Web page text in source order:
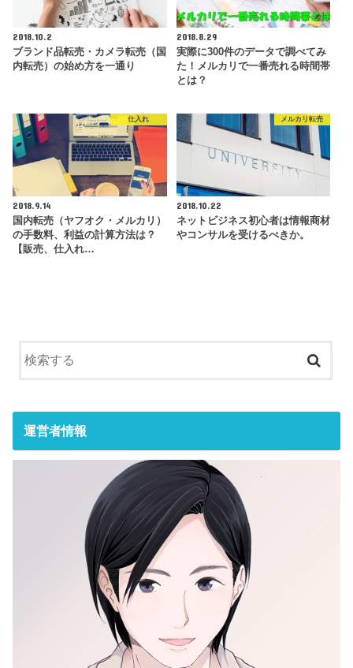
2018.10.2
ブランド品転売・カメラ転売（国
内転売）の始め方を一通り
2018.8.29
実際に300件のデータで調べてみ
た！メルカリで一番売れる時間帯
とは？
仕入れ
2018.9.14
国内転売（ヤフオク・メルカリ）
の手数料、利益の計算方法は？
【販売、仕入れ…
メルカリ転売
2018.10.22
ネットビジネス初心者は情報商材
やコンサルを受けるべきか。
運営者情報